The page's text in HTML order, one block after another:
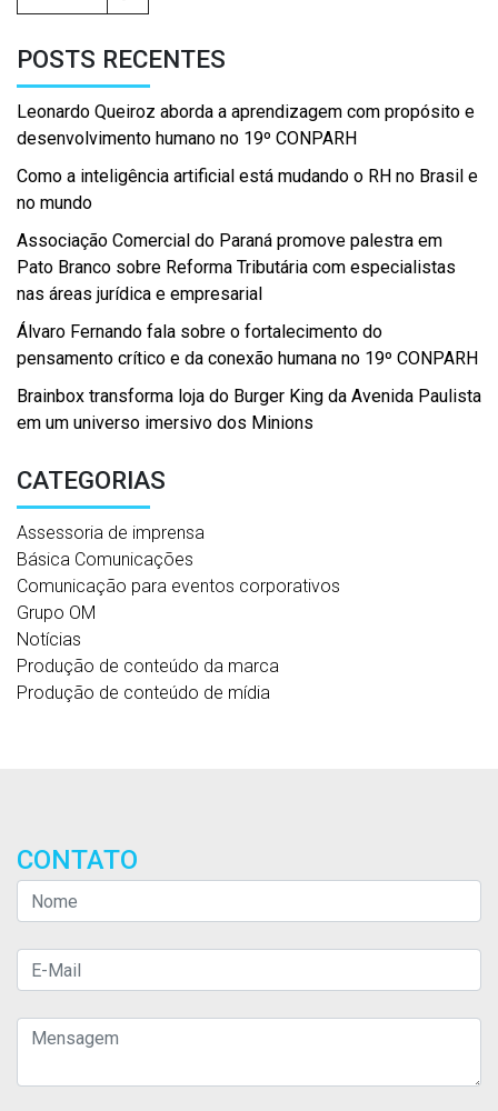
POSTS RECENTES
Leonardo Queiroz aborda a aprendizagem com propósito e
desenvolvimento humano no 19º CONPARH
Como a inteligência artificial está mudando o RH no Brasil e
no mundo
Associação Comercial do Paraná promove palestra em
Pato Branco sobre Reforma Tributária com especialistas
nas áreas jurídica e empresarial
Álvaro Fernando fala sobre o fortalecimento do
pensamento crítico e da conexão humana no 19º CONPARH
Brainbox transforma loja do Burger King da Avenida Paulista
em um universo imersivo dos Minions
CATEGORIAS
Assessoria de imprensa
Básica Comunicações
Comunicação para eventos corporativos
Grupo OM
Notícias
Produção de conteúdo da marca
Produção de conteúdo de mídia
CONTATO